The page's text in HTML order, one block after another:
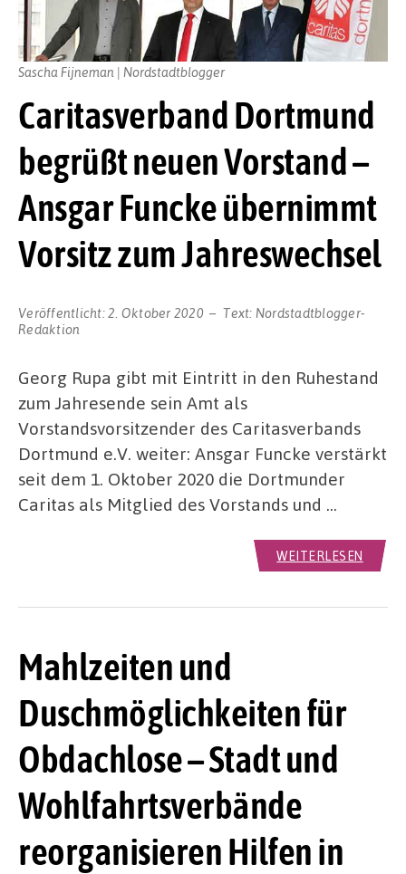
Caritasverband Dortmund
begrüßt neuen Vorstand –
Ansgar Funcke übernimmt
Vorsitz zum Jahreswechsel
Veröffentlicht:2. Oktober 2020 Text: Nordstadtblogger-
Redaktion
Sascha Fijneman | Nordstadtblogger
Georg Rupa gibt mit Eintritt in den Ruhestand
zum Jahresende sein Amt als
Vorstandsvorsitzender des Caritasverbands
Dortmund e.V. weiter: Ansgar Funcke verstärkt
seit dem 1. Oktober 2020 die Dortmunder
Caritas als Mitglied des Vorstands und …
WEITERLESEN
Mahlzeiten und
Duschmöglichkeiten für
Obdachlose – Stadt und
Wohlfahrtsverbände
reorganisieren Hilfen in